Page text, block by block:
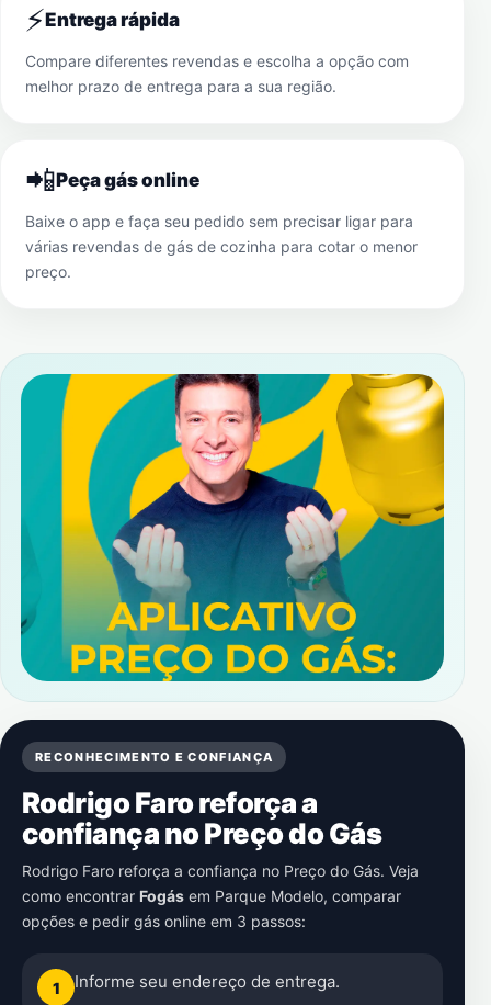
⚡Entrega rápida
Compare diferentes revendas e escolha a opção com
melhor prazo de entrega para a sua região.
📲Peça gás online
Baixe o app e faça seu pedido sem precisar ligar para
várias revendas de gás de cozinha para cotar o menor
preço.
RECONHECIMENTO E CONFIANÇA
Rodrigo Faro reforça a
confiança no Preço do Gás
Rodrigo Faro reforça a confiança no Preço do Gás. Veja
como encontrar Fogás em Parque Modelo, comparar
opções e pedir gás online em 3 passos:
1 Informe seu endereço de entrega.